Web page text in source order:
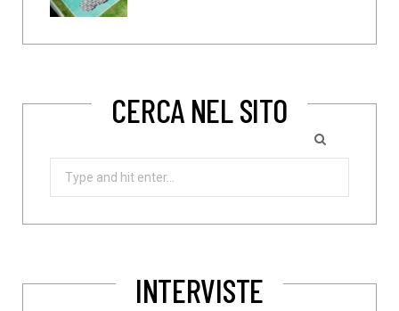
CERCA NEL SITO
Search
INTERVISTE